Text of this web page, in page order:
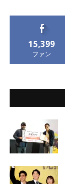
15,399
ファン